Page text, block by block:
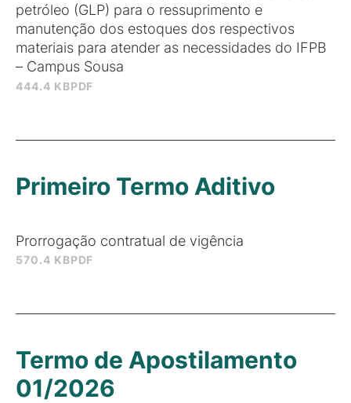
444.4 KBPDF
petróleo (GLP) para o ressuprimento e
manutenção dos estoques dos respectivos
materiais para atender as necessidades do IFPB
– Campus Sousa
570.4 KBPDF
Primeiro Termo Aditivo
Prorrogação contratual de vigência
Termo de Apostilamento
01/2026